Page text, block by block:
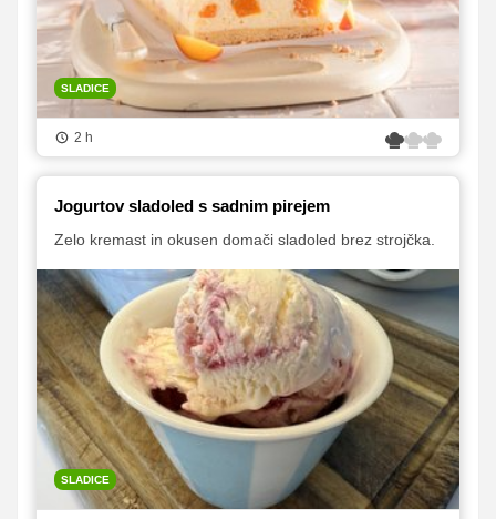
SLADICE
2 h
Jogurtov sladoled s sadnim pirejem
Zelo kremast in okusen domači sladoled brez strojčka.
SLADICE